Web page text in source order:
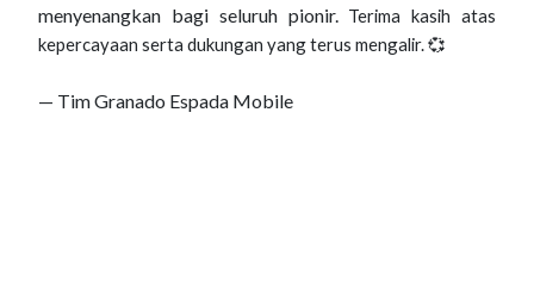
menyenangkan bagi seluruh pionir. Terima kasih atas
kepercayaan serta dukungan yang terus mengalir. 💞
— Tim Granado Espada Mobile